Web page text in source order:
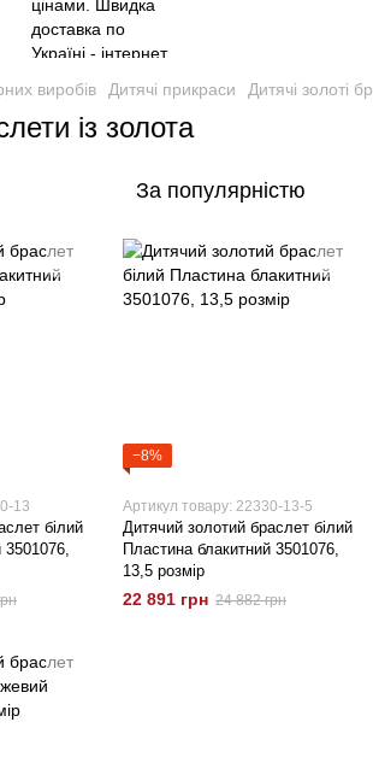
виробів Дитячі прикраси Дитячі золоті
із золота
За популярністю
13
білий
3501076,
−8%
Артикул товару: 22330-13-5
Дитячий золотий браслет білий
Пластина блакитний 3501076,
13,5 розмір
22 891 грн 24 882 грн